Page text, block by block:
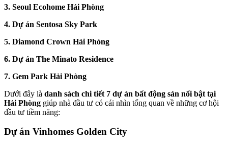
3. Seoul Ecohome Hải Phòng
4. Dự án Sentosa Sky Park
5. Diamond Crown Hải Phòng
6. Dự án The Minato Residence
7. Gem Park Hải Phòng
Dưới đây là danh sách chi tiết 7 dự án bất động sản nổi bật tại
Hải Phòng giúp nhà đầu tư có cái nhìn tổng quan về những cơ hội
đầu tư tiềm năng:
Dự án Vinhomes Golden City